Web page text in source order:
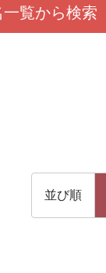
一覧から検索
並び順